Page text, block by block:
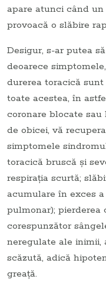
apare atunci când
provoacă o slăbire
Desigur, s-ar putea
deoarece
durerea toracică
toate acestea, în
coronare blocate
de obicei, vă
simptomele
toracică bruscă și
respirația scurtă;
acumulare în exces
pulmonar);
corespunzător
neregulate ale inimii,
scăzută, adică
greaţă.